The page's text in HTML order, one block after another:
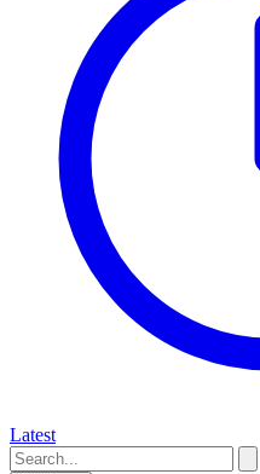
Latest